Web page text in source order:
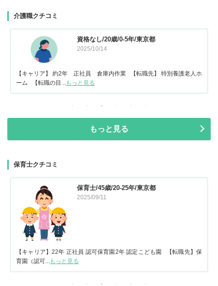
介護職クチコミ
資格なし/20歳/0-5年/東京都
2025/10/14
【キャリア】 約2年 正社員 倉庫内作業 【転職先】 特別養護老人ホ
ーム 【転職の目...
もっと見る
もっと見る
保育士クチコミ
保育士/45歳/20-25年/東京都
2025/09/11
【キャリア】22年 正社員 認可保育園2年 認定こども園 【転職先】保
育園（認可...
もっと見る